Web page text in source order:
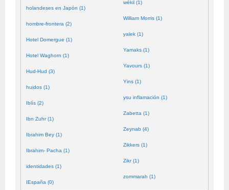
holandeses en Japón (1)
hombre-frontera (2)
Hotel Domergue (1)
Hotel Waghorn (1)
Hud-Hud (3)
huidos (1)
Iblís (2)
Ibn Zuhr (1)
Ibrahim Bey (1)
Ibrahim- Pacha (1)
identidades (1)
IEspaña (0)
wékil (1)
William Morris (1)
yalek (1)
Yamaks (1)
Yavours (1)
Yins (1)
ysu inflamación (1)
Zabetta (1)
Zeynab (4)
Zikkers (1)
Zikr (1)
zommarah (1)